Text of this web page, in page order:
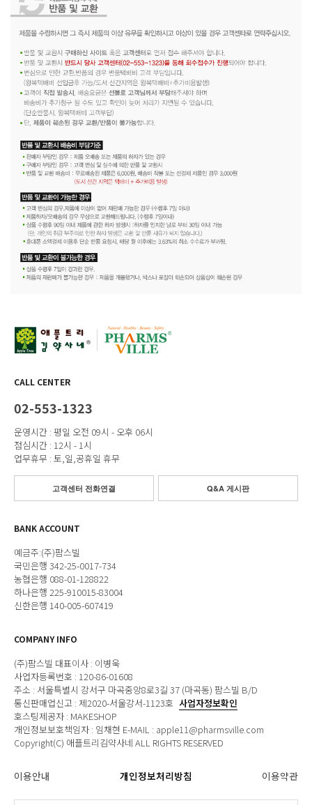
CALL CENTER
02-553-1323
운영시간 : 평일 오전 09시 - 오후 06시
점심시간 : 12시 - 1시
업무휴무 : 토,일,공휴일 휴무
고객센터 전화연결 Q&A 게시판
BANK ACCOUNT
예금주:(주)팜스빌
국민은행 342-25-0017-734
농협은행 088-01-128822
하나은행 225-910015-83004
신한은행 140-005-607419
COMPANY INFO
(주)팜스빌 대표이사 : 이병욱
사업자등록번호 : 120-86-01608
주소 : 서울특별시 강서구 마곡중앙8로3길 37 (마곡동) 팜스빌 B/D
통신판매업신고 : 제2020-서울강서-1123호 사업자정보확인
호스팅제공자 : MAKESHOP
개인정보보호책임자 : 임채현 E-MAIL : apple11@pharmsville.com
Copyright(C) 애플트리김약사네 ALL RIGHTS RESERVED
이용안내 개인정보처리방침 이용약관